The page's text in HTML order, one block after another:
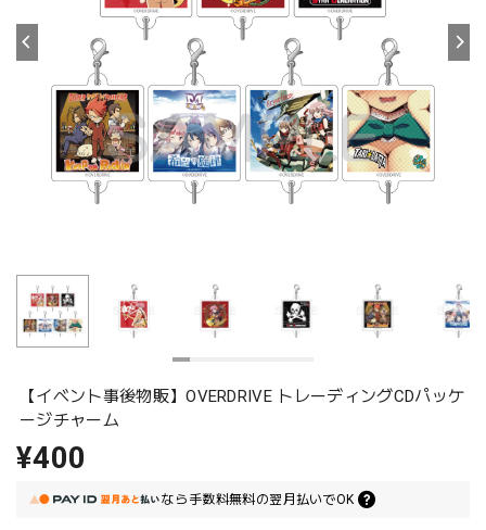
【イベント事後物販】OVERDRIVE トレーディングCDパッケ
ージチャーム
¥400
なら 手数料無料の翌月払いでOK